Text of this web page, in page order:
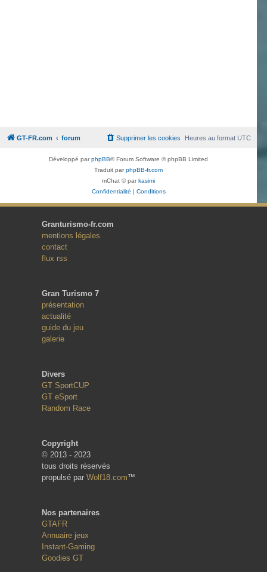
GT-FR.com forum Heures au formatUTC
Supprimer les cookies
Développé parphpBB® Forum Software © phpBB Limited
Traduit parphpBB-fr.com
mChat © parkasimi
Confidentialité | Conditions
Granturismo-fr.com
mentions légales
contact
flux rss
Gran Turismo 7
présentation
actualité
guide du jeu
galerie
Divers
GT SportCUP
GT eSport
Random Race
Copyright
© 2013 - 2023
tous droits réservés
propulsé par Wolf18.com™
Nos partenaires
GTAFR
Annuaire jeux
Instant-Gaming
Goodies GT